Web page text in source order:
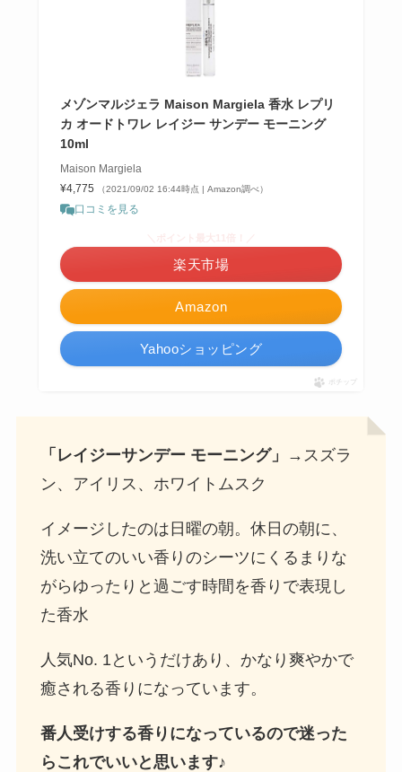
メゾンマルジェラ Maison Margiela 香水 レプリ
カ オードトワレ レイジー サンデー モーニング
10ml
Maison Margiela
¥4,775
（2021/09/02 16:44時点 | Amazon調べ）
口コミを見る
Amazon
楽天市場
Yahooショッピング
ポチップ
「レイジーサンデー モーニング」
→スズラ
ン、アイリス、ホワイトムスク
イメージしたのは日曜の朝。休日の朝に、
洗い立てのいい香りのシーツにくるまりな
がらゆったりと過ごす時間を香りで表現し
た香水
人気No. 1というだけあり、かなり爽やかで
癒される香りになっています。
番人受けする香りになっているので迷った
らこれでいいと思います♪